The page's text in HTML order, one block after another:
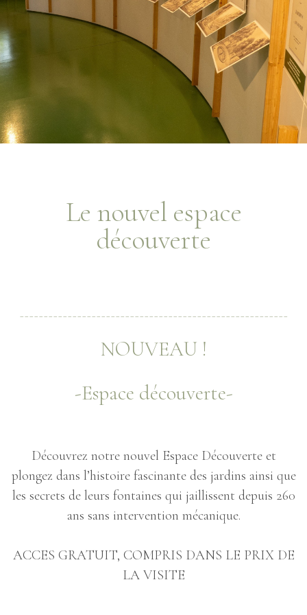
Le nouvel espace
découverte
NOUVEAU !
-Espace découverte-
Découvrez notre nouvel Espace Découverte et
plongez dans l’histoire fascinante des jardins ainsi que
les secrets de leurs fontaines qui jaillissent depuis 260
ans sans intervention mécanique.
ACCES GRATUIT, COMPRIS DANS LE PRIX DE
LA VISITE